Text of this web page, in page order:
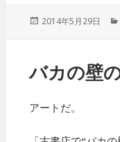
投
2014年5月29日
バカの壁
アートだ。